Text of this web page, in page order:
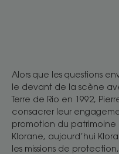
Alors que les questions
le devant de la scène
Terre de Rio en 1992,
consacrer leur
promotion du patrimoine
Klorane, aujourd’hui
les missions de